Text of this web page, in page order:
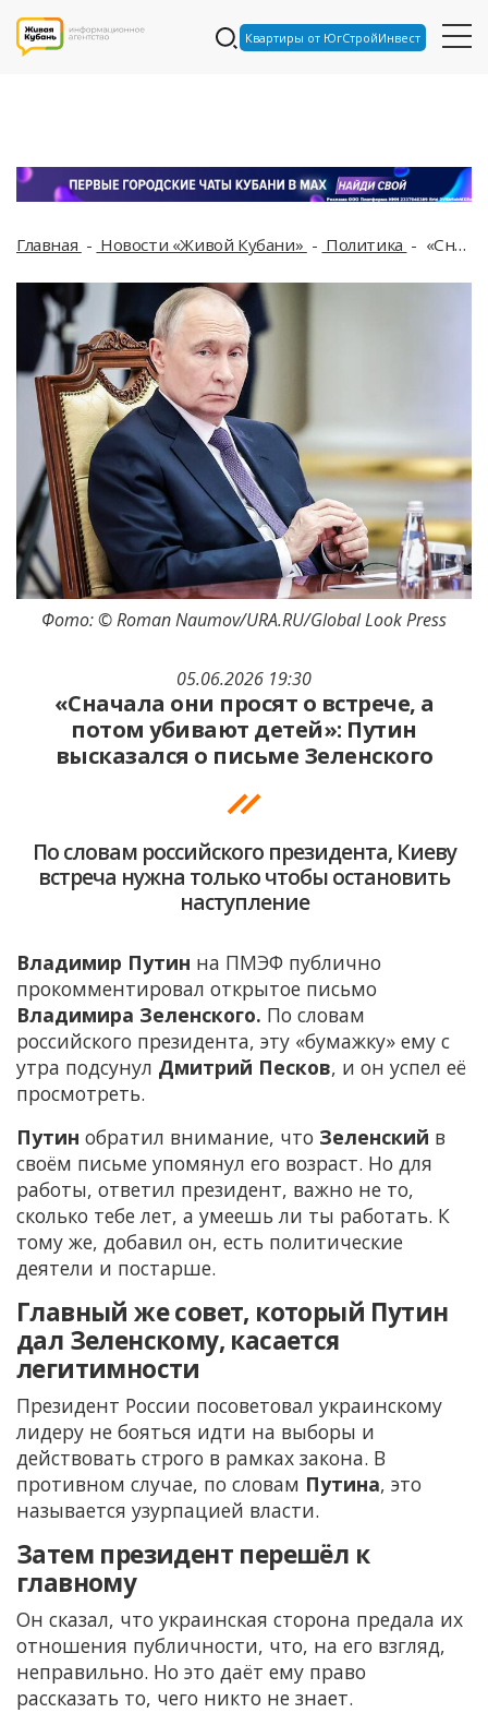
Квартиры от ЮгСтройИнвест
Главная Новости «Живой Кубани» Политика «Сначала они просят о встрече, а потом убивают детей»: Путин высказался о письме Зеленского
05.06.2026 19:30
«Сначала они просят о встрече, а
потом убивают детей»: Путин
высказался о письме Зеленского
По словам российского президента, Киеву
встреча нужна только чтобы остановить
наступление
Фото: © Roman Naumov/URA.RU/Global Look Press
Владимир Путин на ПМЭФ публично
прокомментировал открытое письмо
Владимира Зеленского. По словам
российского президента, эту «бумажку» ему с
утра подсунул Дмитрий Песков, и он успел её
просмотреть.
Путин обратил внимание, что Зеленский в
своём письме упомянул его возраст. Но для
работы, ответил президент, важно не то,
сколько тебе лет, а умеешь ли ты работать. К
тому же, добавил он, есть политические
деятели и постарше.
Главный же совет, который Путин
дал Зеленскому, касается
легитимности
Президент России посоветовал украинскому
лидеру не бояться идти на выборы и
действовать строго в рамках закона. В
противном случае, по словам Путина, это
называется узурпацией власти.
Затем президент перешёл к
главному
Он сказал, что украинская сторона предала их
отношения публичности, что, на его взгляд,
неправильно. Но это даёт ему право
рассказать то, чего никто не знает.